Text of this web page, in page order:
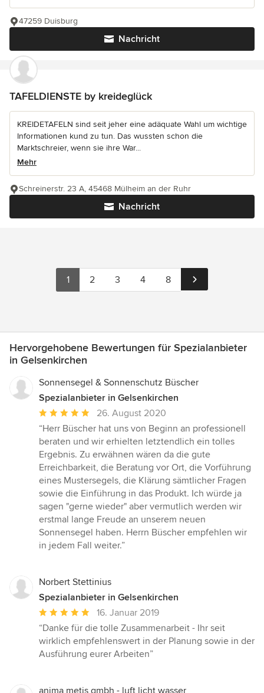
Nachricht
47259 Duisburg
TAFELDIENSTE by kreideglück
KREIDETAFELN sind seit jeher eine adäquate Wahl um wichtige
Informationen kund zu tun. Das wussten schon die
Marktschreier, wenn sie ihre War...
Mehr
Nachricht
Schreinerstr. 23 A, 45468 Mülheim an der Ruhr
1 2 3 4 8
Hervorgehobene Bewertungen für Spezialanbieter
in Gelsenkirchen
Sonnensegel & Sonnenschutz Büscher
Spezialanbieter in Gelsenkirchen
Durchschnittliche
Bewertung:
5
von
5
Sternen
26. August 2020
“Herr Büscher hat uns von Beginn an professionell
beraten und wir erhielten letztendlich ein tolles
Ergebnis. Zu erwähnen wären da die gute
Erreichbarkeit, die Beratung vor Ort, die Vorführung
eines Mustersegels, die Klärung sämtlicher Fragen
sowie die Einführung in das Produkt. Ich würde ja
sagen "gerne wieder" aber vermutlich werden wir
erstmal lange Freude an unserem neuen
Sonnensegel haben. Herrn Büscher empfehlen wir
in jedem Fall weiter.”
Norbert Stettinius
Spezialanbieter in Gelsenkirchen
Durchschnittliche
Bewertung:
5
von
16. Januar 2019
“Danke für die tolle Zusammenarbeit - Ihr seit
wirklich empfehlenswert in der Planung sowie in der
Ausführung eurer Arbeiten”
anima metis gmbh - luft licht wasser